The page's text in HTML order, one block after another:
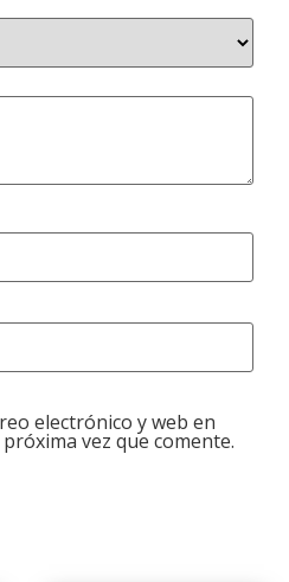
electrónico y web en
vez que comente.